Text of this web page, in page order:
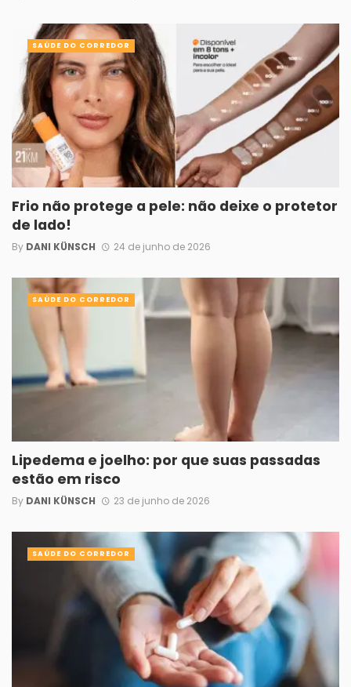
Frio não protege a pele: não deixe o protetor
de lado!
By DANI KÜNSCH 24 de junho de 2026
SAÚDE DO CORREDOR
Lipedema e joelho: por que suas passadas
estão em risco
By DANI KÜNSCH 23 de junho de 2026
SAÚDE DO CORREDOR
SAÚDE DO CORREDOR